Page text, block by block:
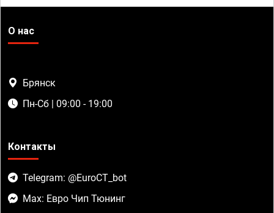
О нас
Брянск
Пн-Сб | 09:00 - 19:00
Контакты
Telegram: @EuroCT_bot
Max: Евро Чип Тюнинг